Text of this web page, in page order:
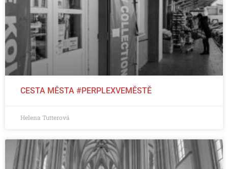
CESTA MĚSTA #PERPLEXVEMĚSTĚ
Helena Tutterová